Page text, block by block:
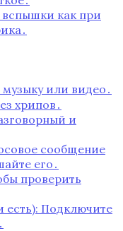
вспышки как при
или видео․
хрипов․
и
сообщение
его․
проверить
есть): Подключите